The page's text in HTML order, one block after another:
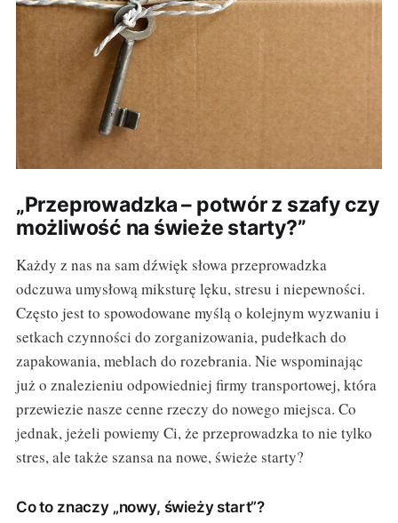
„Przeprowadzka – potwór z szafy czy
możliwość na świeże starty?”
Każdy z nas na sam dźwięk słowa przeprowadzka
odczuwa umysłową miksturę lęku, stresu i niepewności.
Często jest to spowodowane myślą o kolejnym wyzwaniu i
setkach czynności do zorganizowania, pudełkach do
zapakowania, meblach do rozebrania. Nie wspominając
już o znalezieniu odpowiedniej firmy transportowej, która
przewiezie nasze cenne rzeczy do nowego miejsca. Co
jednak, jeżeli powiemy Ci, że przeprowadzka to nie tylko
stres, ale także szansa na nowe, świeże starty?
Co to znaczy „nowy, świeży start”?